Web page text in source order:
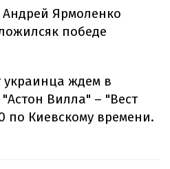
Ярмоленко
победе
украинца ждем в
Вилла" – "Вест
по Киевскому времени.